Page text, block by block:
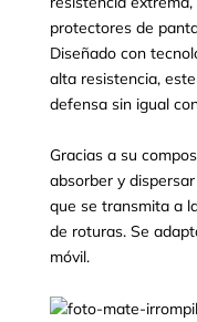
protectores de
Diseñado con
alta resistencia,
defensa sin igual
Gracias a su
absorber y
que se transmita a
de roturas. Se
móvil.